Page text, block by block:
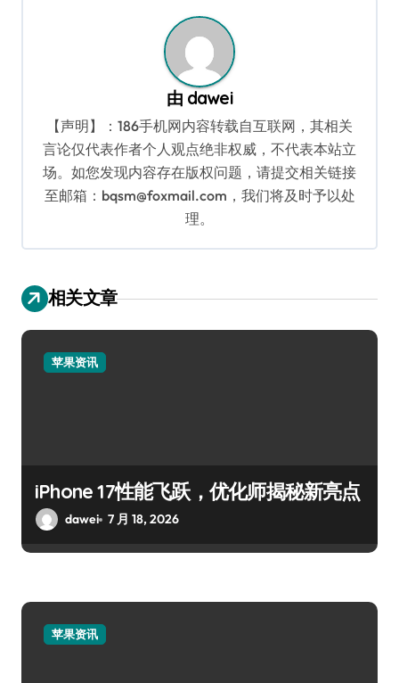
由 dawei
【声明】：186手机网内容转载自互联网，其相关
言论仅代表作者个人观点绝非权威，不代表本站立
场。如您发现内容存在版权问题，请提交相关链接
至邮箱：bqsm@foxmail.com，我们将及时予以处
理。
相关文章
苹果资讯
iPhone 17性能飞跃，优化师揭秘新亮点
dawei 7 月 18, 2026
苹果资讯